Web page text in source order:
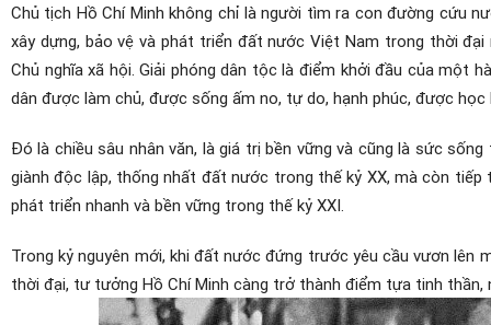
Chủ tịch Hồ Chí Minh không chỉ là người tìm ra con đường cứu
xây dựng, bảo vệ và phát triển đất nước Việt Nam trong thời
Chủ nghĩa xã hội. Giải phóng dân tộc là điểm khởi đầu của một
dân được làm chủ, được sống ấm no, tự do, hạnh phúc, được
Đó là chiều sâu nhân văn, là giá trị bền vững và cũng là sức
giành độc lập, thống nhất đất nước trong thế kỷ XX, mà còn
phát triển nhanh và bền vững trong thế kỷ XXI.
Trong kỷ nguyên mới, khi đất nước đứng trước yêu cầu vươn lên
thời đại, tư tưởng Hồ Chí Minh càng trở thành điểm tựa tinh